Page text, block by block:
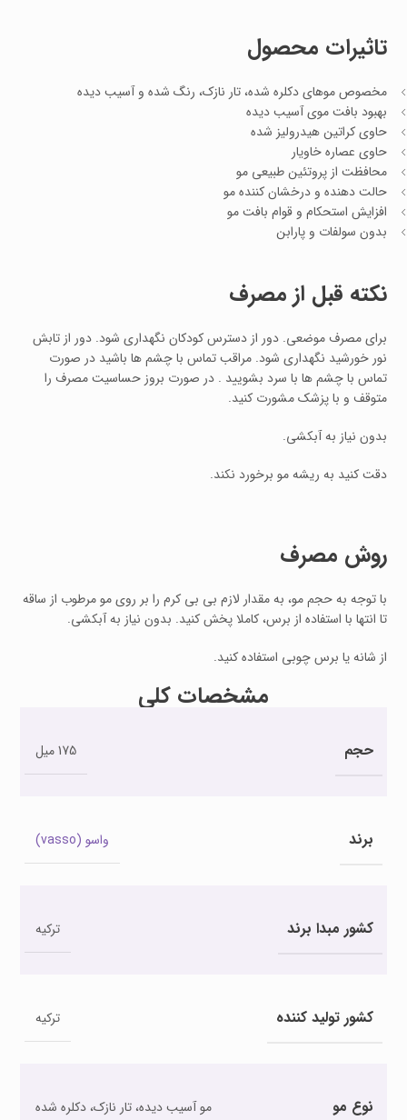
تاثیرات محصول
مخصوص موهای دکلره شده، تار نازک، رنگ شده و آسیب دیده
بهبود بافت موی آسیب دیده
حاوی کراتین هیدرولیز شده
حاوی عصاره خاویار
محافظت از پروتئین طبیعی مو
حالت دهنده و درخشان کننده مو
افزایش استحکام و قوام بافت مو
بدون سولفات و پارابن
نکته قبل از مصرف
برای مصرف موضعی. دور از دسترس کودکان نگهداری شود. دور از تابش
نور خورشید نگهداری شود. مراقب تماس با چشم ها باشید در صورت
تماس با چشم ها با سرد بشویید . در صورت بروز حساسیت مصرف را
متوقف و با پزشک مشورت کنید.
بدون نیاز به آبکشی.
دقت کنید به ریشه مو برخورد نکند.
روش مصرف
با توجه به حجم مو، به مقدار لازم بی بی کرم را بر روی مو مرطوب از ساقه
تا انتها با استفاده از برس، کاملا پخش کنید. بدون نیاز به آبکشی.
از شانه یا برس چوبی استفاده کنید.
مشخصات کلی
حجم 175 میل
برند واسو (vasso)
کشور مبدا برند ترکیه
کشور تولید کننده ترکیه
نوع مو مو آسیب دیده، تار نازک، دکلره شده